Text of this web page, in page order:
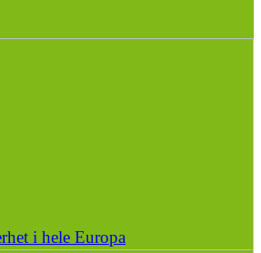
i hele Europa